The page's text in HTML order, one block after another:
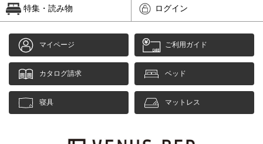
特集・読み物 ログイン
マイページ ご利用ガイド
カタログ請求 ベッド
寝具 マットレス